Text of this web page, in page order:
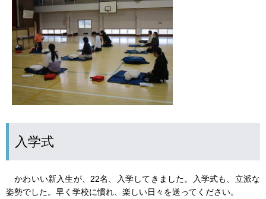
入学式
かわいい新入生が、22名、入学してきました。入学式も、立派な
姿勢でした。早く学校に慣れ、楽しい日々を送ってください。